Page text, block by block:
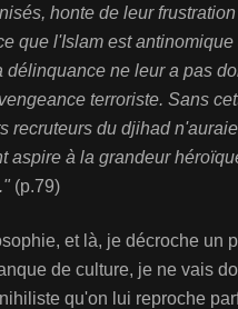
honte de leur
que l'Islam est antinomique
délinquance ne leur a pas
terroriste. Sans
recruteurs du djihad
aspire à la grandeur
(p.79)
et là, je décroche un
de culture, je ne vais
qu'on lui reproche